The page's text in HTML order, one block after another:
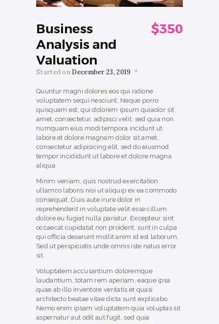
Business
Analysis and
Valuation
$350
Started on December 23, 2019
Quuntur magni dolores eos qui ratione
voluptatem sequi nesciunt. Neque porro
quisquam est, qui dolorem ipsum quiaolor sit
amet, consectetur, adipisci velit, sed quia non
numquam eius modi tempora incidunt ut
labore et dolore magnam dolor sit amet,
consectetur adipisicing elit, sed do eiusmod
tempor incididunt ut labore et dolore magna
aliqua.
Minim veniam, quis nostrud exercitation
ullamco laboris nisi ut aliquip ex ea commodo
consequat. Duis aute irure dolor in
reprehenderit in voluptate velit esse cillum
dolore eu fugiat nulla pariatur. Excepteur sint
occaecat cupidatat non proident, sunt in culpa
qui officia deserunt mollit anim id est laborum.
Sed ut perspiciatis unde omnis iste natus error
sit.
Voluptatem accusantium doloremque
laudantium, totam rem aperiam, eaque ipsa
quae ab illo inventore veritatis et quasi
architecto beatae vitae dicta sunt explicabo.
Nemo enim ipsam voluptatem quia voluptas sit
aspernatur aut odit aut fugit, sed quia